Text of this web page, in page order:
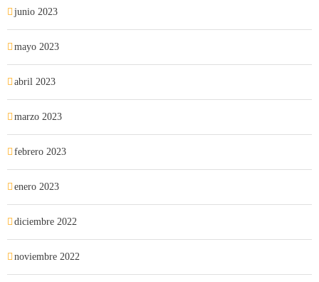
junio 2023
mayo 2023
abril 2023
marzo 2023
febrero 2023
enero 2023
diciembre 2022
noviembre 2022